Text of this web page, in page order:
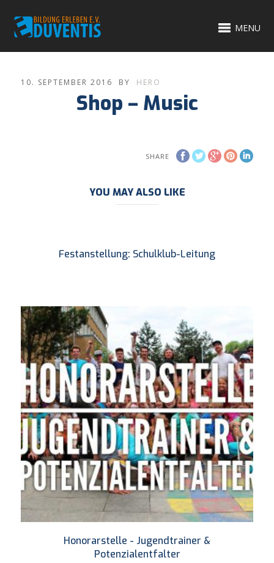
MENU
10. SEPTEMBER 2016 BY HERO
Shop – Music
SHARE
YOU MAY ALSO LIKE
Festanstellung: Schulklub-Leitung
Honorarstelle - Jugendtrainer &
Potenzialentfalter